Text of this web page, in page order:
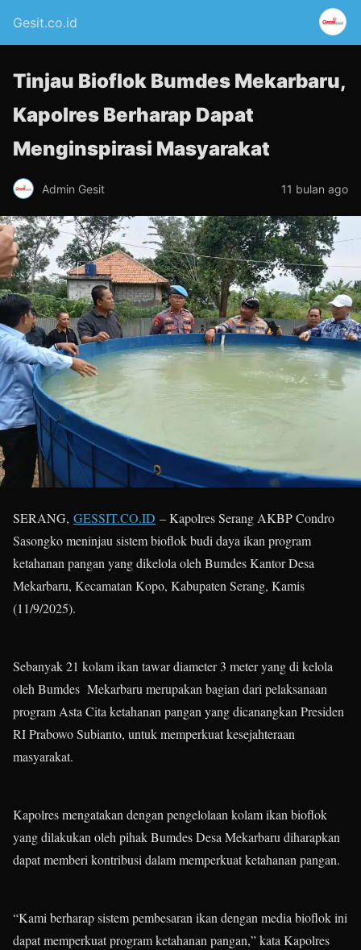
Gesit.co.id
Tinjau Bioflok Bumdes Mekarbaru,
Kapolres Berharap Dapat
Menginspirasi Masyarakat
Admin Gesit 11 bulan ago
SERANG, GESSIT.CO.ID – Kapolres Serang AKBP Condro
Sasongko meninjau sistem bioflok budi daya ikan program
ketahanan pangan yang dikelola oleh Bumdes Kantor Desa
Mekarbaru, Kecamatan Kopo, Kabupaten Serang, Kamis
(11/9/2025).
Sebanyak 21 kolam ikan tawar diameter 3 meter yang di kelola
oleh Bumdes Mekarbaru merupakan bagian dari pelaksanaan
program Asta Cita ketahanan pangan yang dicanangkan Presiden
RI Prabowo Subianto, untuk memperkuat kesejahteraan
masyarakat.
Kapolres mengatakan dengan pengelolaan kolam ikan bioflok
yang dilakukan oleh pihak Bumdes Desa Mekarbaru diharapkan
dapat memberi kontribusi dalam memperkuat ketahanan pangan.
“Kami berharap sistem pembesaran ikan dengan media bioflok ini
dapat memperkuat program ketahanan pangan,” kata Kapolres